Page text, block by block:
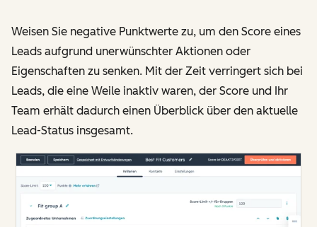
Weisen Sie negative Punktwerte zu, um den Score eines
Leads aufgrund unerwünschter Aktionen oder
Eigenschaften zu senken. Mit der Zeit verringert sich bei
Leads, die eine Weile inaktiv waren, der Score und Ihr
Team erhält dadurch einen Überblick über den aktuelle
Lead-Status insgesamt.